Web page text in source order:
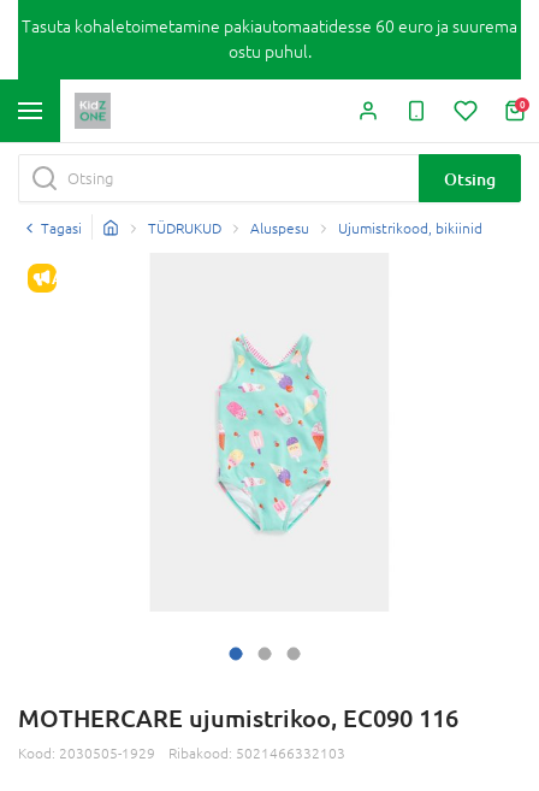
Tasuta kohaletoimetamine pakiautomaatidesse 60 euro ja suurema
ostu puhul.
0
Otsing
Tagasi TÜDRUKUD Aluspesu Ujumistrikood, bikiinid
ALLAHINDLUS
MOTHERCARE ujumistrikoo, EC090 116
Kood: 2030505-1929 Ribakood: 5021466332103